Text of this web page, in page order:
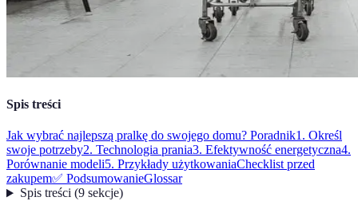
Spis treści
Jak wybrać najlepszą pralkę do swojego domu? Poradnik1. Określ
swoje potrzeby2. Technologia prania3. Efektywność energetyczna4.
Porównanie modeli5. Przykłady użytkowaniaChecklist przed
zakupem✅ PodsumowanieGlossar
Spis treści(9 sekcje)